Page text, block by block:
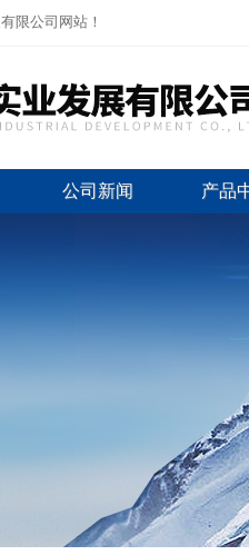
限公司网站！
公司新闻 产品